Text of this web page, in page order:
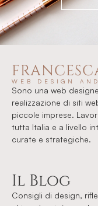
WEB DESIGN
Sono una web
realizzazione di siti
piccole imprese.
tutta Italia e a livello
curate e strategiche.
Il Blog
Consigli di design,